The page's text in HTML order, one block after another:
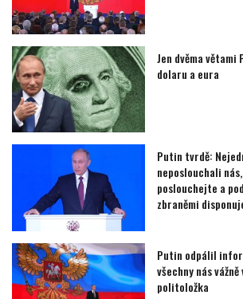
Jen dvěma
dolaru a eura
Putin tvrdě:
neposlouchali
poslouchejte a
zbraněmi
Putin odpálil
všechny nás
politoložka